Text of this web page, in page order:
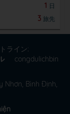
1 日
3 旅先
ライン:
congdulichbin
Nhơn, Bình Định,